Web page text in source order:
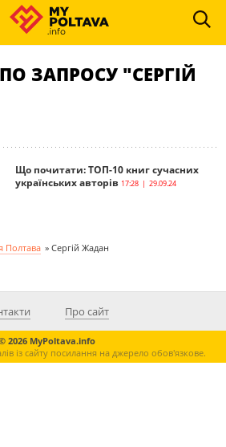
ЗАПРОСУ "СЕРГІЙ
Що почитати: ТОП-10 книг сучасних
українських авторів 17:28 | 29.09.24
Полтава » Сергій Жадан
Про сайт
2026 MyPoltava.info
із сайту посилання на джерело обов'язкове.